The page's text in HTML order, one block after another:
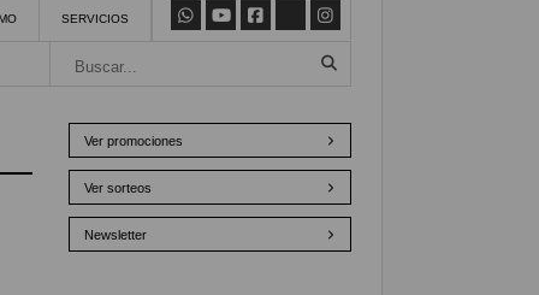
SERVICIOS
Ver promociones
Ver sorteos
Newsletter